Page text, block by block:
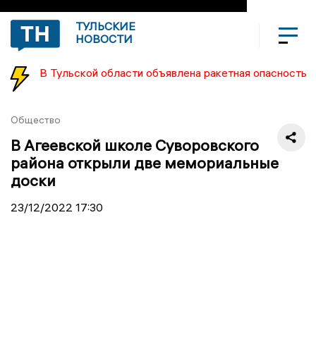
ТУЛЬСКИЕ
НОВОСТИ
В Тульской области объявлена ракетная опасность
Общество
В Агеевской школе Суворовского
района открыли две мемориальные
доски
23/12/2022 17:30